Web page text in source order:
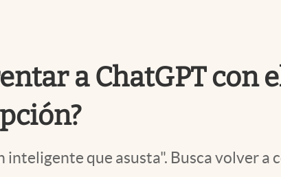
a ChatGPT con
inteligente que asusta". Busca volver a